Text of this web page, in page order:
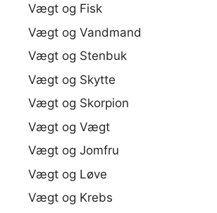
Vægt og Fisk
Vægt og Vandmand
Vægt og Stenbuk
Vægt og Skytte
Vægt og Skorpion
Vægt og Vægt
Vægt og Jomfru
Vægt og Løve
Vægt og Krebs